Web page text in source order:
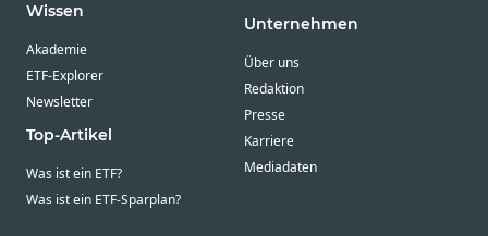
Wissen
Akademie
ETF-Explorer
Newsletter
Top-Artikel
Was ist ein ETF?
Was ist ein ETF-Sparplan?
Unternehmen
Über uns
Redaktion
Presse
Karriere
Mediadaten